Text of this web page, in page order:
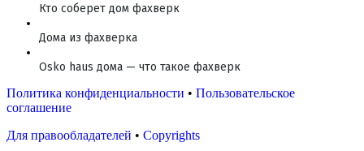
Кто соберет дом фахверк
Дома из фахверка
Osko haus дома — что такое фахверк
Политика конфиденциальности • Пользовательское
соглашение
Для правообладателей • Copyrights